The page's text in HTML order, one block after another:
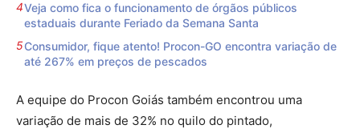
Veja como fica o funcionamento de órgãos públicos
estaduais durante Feriado da Semana Santa
Consumidor, fique atento! Procon-GO encontra variação de
até 267% em preços de pescados
A equipe do Procon Goiás também encontrou uma
variação de mais de 32% no quilo do pintado,